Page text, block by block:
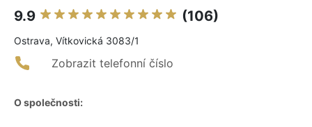
9.9 (106)
Ostrava, Vítkovická 3083/1
Zobrazit telefonní číslo
O společnosti: